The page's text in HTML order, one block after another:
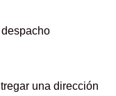
una dirección